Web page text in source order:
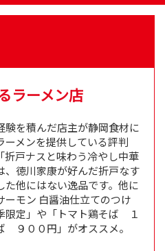
ラーメン店
を積んだ店主が静岡食材に
ーメンを提供している評判
折戸ナスと味わう冷やし中華
、徳川家康が好んだ折戸なす
他にはない逸品です。他に
モン 白醤油仕立てのつけ
限定」や「トマト鶏そば １
９００円」がオススメ。